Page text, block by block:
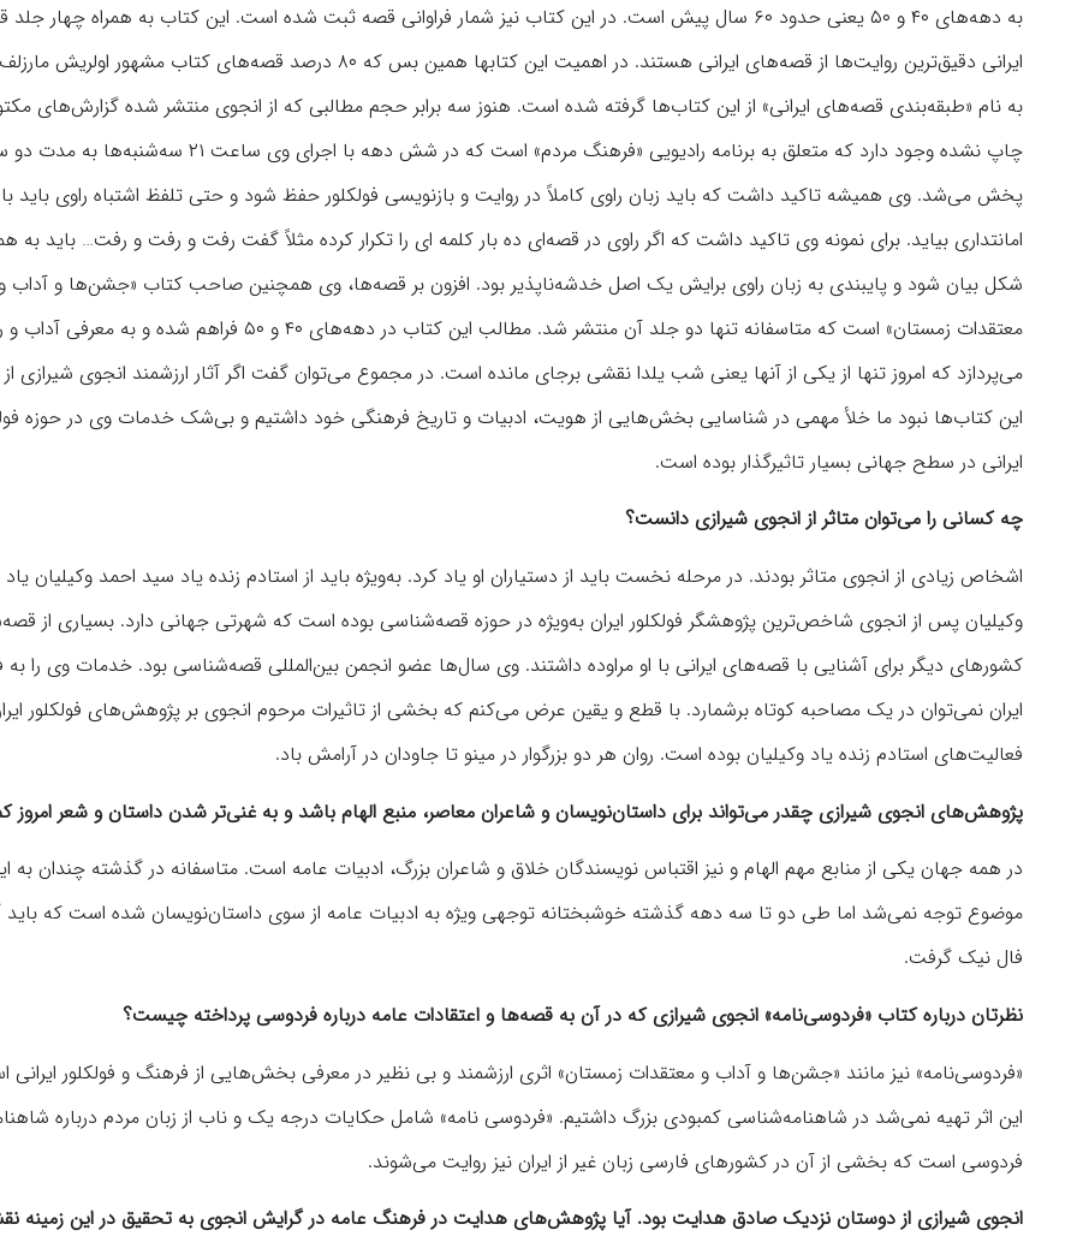
به دهه‌های ۴۰ و ۵۰ یعنی حدود ۶۰ سال پیش است. در این کتاب نیز شمار فراوانی قصه ثبت شده است. این کتاب به همراه چهار
ایرانی دقیق‌ترین روایت‌ها از قصه‌های ایرانی هستند. در اهمیت این کتابها همین بس که ۸۰ درصد قصه‌های کتاب مشهور
به نام «طبقه‌بندی قصه‌های ایرانی» از این کتاب‌ها گرفته شده است. هنوز سه برابر حجم مطالبی که از انجوی منتشر شده گزارش‌های
چاپ نشده وجود دارد که متعلق به برنامه رادیویی «فرهنگ مردم» است که در شش دهه با اجرای وی ساعت
پخش می‌شد. وی همیشه تاکید داشت که باید زبان راوی کاملاً در روایت و بازنویسی فولکلور حفظ شود و حتی تلفظ اشتباه راوی باید با
امانتداری بیاید. برای نمونه وی تاکید داشت که اگر راوی در قصه‌ای ده بار کلمه ای را تکرار کرده مثلاً گفت رفت و رفت و رفت… باید به
شکل بیان شود و پایبندی به زبان راوی برایش یک اصل خدشه‌ناپذیر بود. افزون بر قصه‌ها، وی همچنین صاحب کتاب «جشن‌ها و آداب و
معتقدات زمستان» است که متاسفانه تنها دو جلد آن منتشر شد. مطالب این کتاب در دهه‌های ۴۰ و ۵۰ فراهم
می‌پردازد که امروز تنها از یکی از آنها یعنی شب یلدا نقشی برجای مانده است. در مجموع می‌توان گفت اگر آثار ارزشمند انجوی شیرازی
این کتاب‌ها نبود ما خلأ مهمی در شناسایی بخش‌هایی از هویت، ادبیات و تاریخ فرهنگی خود داشتیم و بی‌شک خدمات وی در حوزه
ایرانی در سطح جهانی بسیار تاثیرگذار بوده است.
چه کسانی را می‌توان متاثر از انجوی شیرازی دانست؟
اشخاص زیادی از انجوی متاثر بودند. در مرحله نخست باید از دستیاران او یاد کرد. به‌ویژه باید از استادم زنده یاد سید احمد وکیلیان یاد
وکیلیان پس از انجوی شاخص‌ترین پژوهشگر فولکلور ایران به‌ویژه در حوزه قصه‌شناسی بوده است که شهرتی جهانی دارد. بسیاری از
کشورهای دیگر برای آشنایی با قصه‌های ایرانی با او مراوده داشتند. وی سال‌ها عضو انجمن بین‌المللی قصه‌شناسی بود. خدمات وی را
ایران نمی‌توان در یک مصاحبه کوتاه برشمارد. با قطع و یقین عرض می‌کنم که بخشی از تاثیرات مرحوم انجوی بر پژوهش‌های فولکلور
فعالیت‌های استادم زنده یاد وکیلیان بوده است. روان هر دو بزرگوار در مینو تا جاودان در آرامش باد.
پژوهش‌های انجوی شیرازی چقدر می‌تواند برای داستان‌نویسان و شاعران معاصر، منبع الهام باشد و به غنی‌تر شدن داستان و شعر امروز
در همه جهان یکی از منابع مهم الهام و نیز اقتباس نویسندگان خلاق و شاعران بزرگ، ادبیات عامه است. متاسفانه در گذشته چندان به
موضوع توجه نمی‌شد اما طی دو تا سه دهه گذشته خوشبختانه توجهی ویژه به ادبیات عامه از سوی داستان‌نویسان شده است که باید
فال نیک گرفت.
نظرتان درباره کتاب «فردوسی‌نامه» انجوی شیرازی که در آن به قصه‌ها و اعتقادات عامه درباره فردوسی پرداخته چیست؟
«فردوسی‌نامه» نیز مانند «جشن‌ها و آداب و معتقدات زمستان» اثری ارزشمند و بی نظیر در معرفی بخش‌هایی از فرهنگ و فولکلور ایرانی
این اثر تهیه نمی‌شد در شاهنامه‌شناسی کمبودی بزرگ داشتیم. «فردوسی نامه» شامل حکایات درجه یک و ناب از زبان مردم درباره
فردوسی است که بخشی از آن در کشورهای فارسی زبان غیر از ایران نیز روایت می‌شوند.
انجوی شیرازی از دوستان نزدیک صادق هدایت بود. آیا پژوهش‌های هدایت در فرهنگ عامه در گرایش انجوی به تحقیق در این زمینه